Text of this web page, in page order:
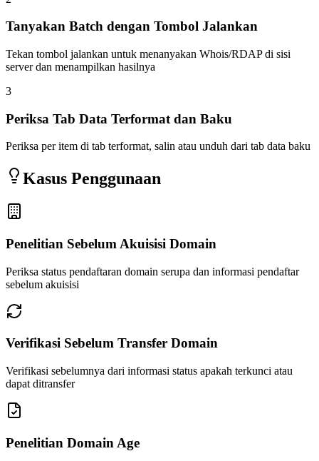
Tanyakan Batch dengan Tombol Jalankan
Tekan tombol jalankan untuk menanyakan Whois/RDAP di sisi
server dan menampilkan hasilnya
3
Periksa Tab Data Terformat dan Baku
Periksa per item di tab terformat, salin atau unduh dari tab data baku
Kasus Penggunaan
Penelitian Sebelum Akuisisi Domain
Periksa status pendaftaran domain serupa dan informasi pendaftar
sebelum akuisisi
Verifikasi Sebelum Transfer Domain
Verifikasi sebelumnya dari informasi status apakah terkunci atau
dapat ditransfer
Penelitian Domain Age